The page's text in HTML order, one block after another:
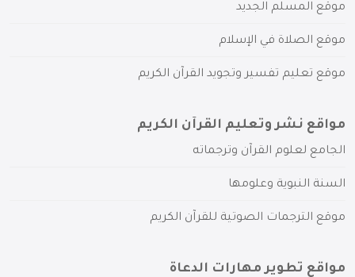
موقع المسلم الجديد
موقع الصلاة في الإسلام
موقع تعليم تفسير وتجويد القرآن الكريم
مواقع نشر وتعليم القرآن الكريم
الجامع لعلوم القرآن وترجماته
السنة النبوية وعلومها
موقع الترجمات الصوتية للقرآن الكريم
مواقع تطوير مهارات الدعاة